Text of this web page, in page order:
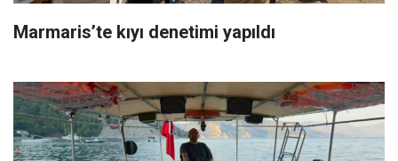
Marmaris’te kıyı denetimi yapıldı